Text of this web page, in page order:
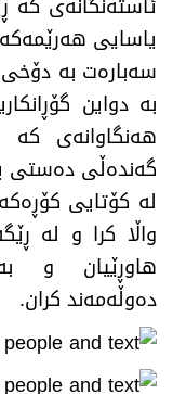
یاسایی
​سەبارەت بە دۆخی
بە دواین
هەنگاوانەی
گەندەڵی دەستی
​له‌ كۆتایی
واڵا كرا و لە
هاوڕێیان و
دەوڵەمەند کران.